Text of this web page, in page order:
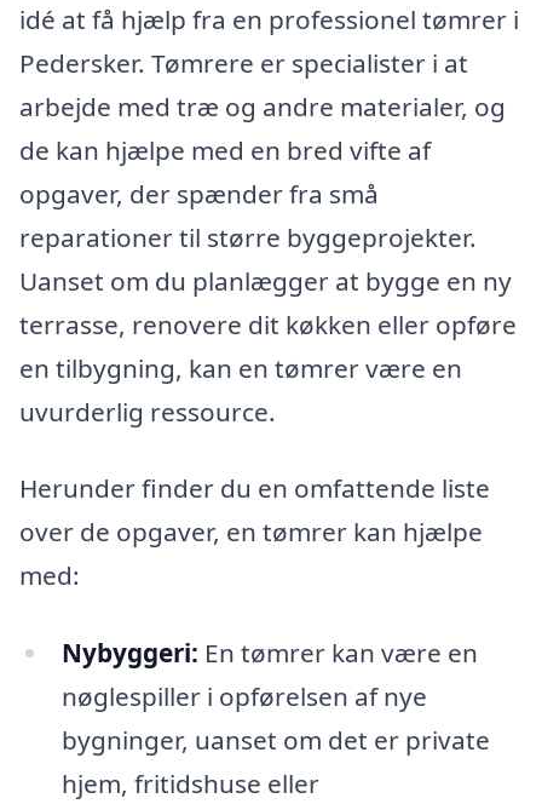
idé at få hjælp fra en professionel tømrer i
Pedersker. Tømrere er specialister i at
arbejde med træ og andre materialer, og
de kan hjælpe med en bred vifte af
opgaver, der spænder fra små
reparationer til større byggeprojekter.
Uanset om du planlægger at bygge en ny
terrasse, renovere dit køkken eller opføre
en tilbygning, kan en tømrer være en
uvurderlig ressource.
Herunder finder du en omfattende liste
over de opgaver, en tømrer kan hjælpe
med:
Nybyggeri: En tømrer kan være en
nøglespiller i opførelsen af nye
bygninger, uanset om det er private
hjem, fritidshuse eller